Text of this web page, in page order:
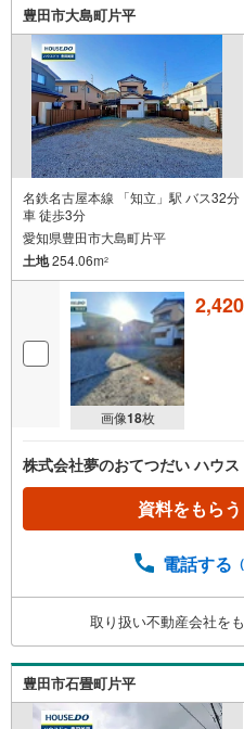
豊田市大島町片平
名鉄名古屋本線 「知立」駅 バス32
車 徒歩3分
愛知県豊田市大島町片平
土地254.06m2
画像18枚
株式会社夢のおてつだい ハウ
資料をもらう
電話する
取り扱い不動産会社を
豊田市石畳町片平